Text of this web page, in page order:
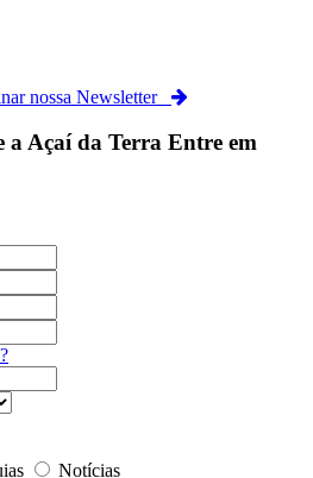
nossa Newsletter
aAçaí da Terra Entre em
Notícias